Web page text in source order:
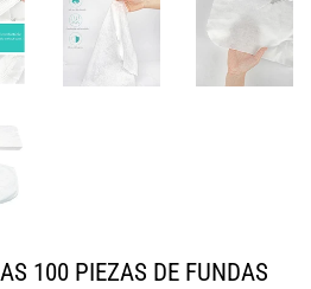
100 PIEZAS DE FUNDAS